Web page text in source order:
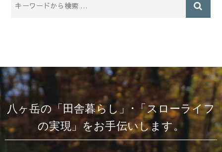
八ヶ岳の「田舎暮らし」･「スローライフ
の実現」をお手伝いします。